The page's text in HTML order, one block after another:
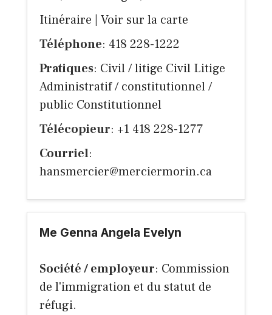
Itinéraire
Voir sur la carte
Téléphone: 418 228-1222
Pratiques: Civil / litige Civil Litige
Administratif / constitutionnel /
public Constitutionnel
Télécopieur: +1 418 228-1277
Courriel:
hansmercier@merciermorin.ca
Me Genna Angela Evelyn
Société / employeur: Commission
de l'immigration et du statut de
réfugi.